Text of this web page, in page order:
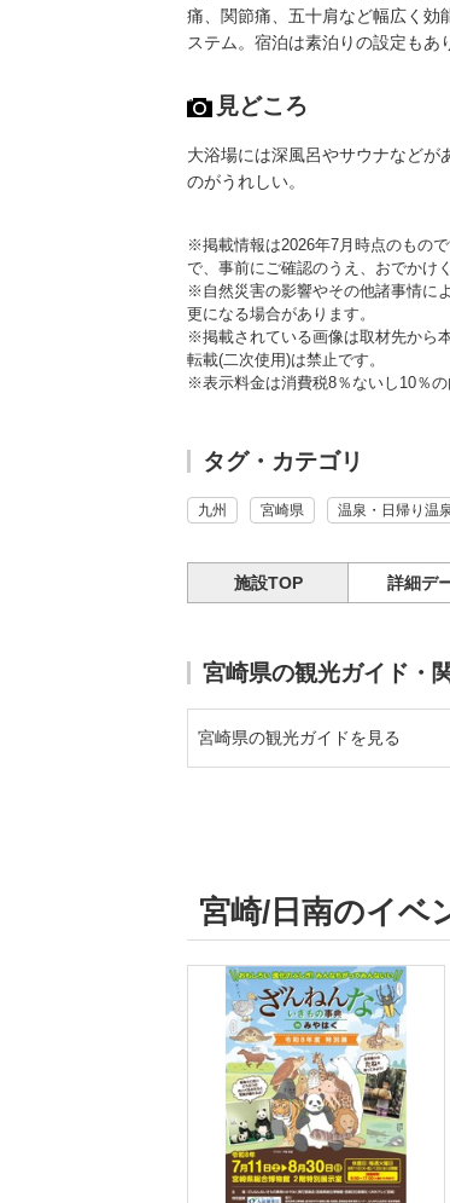
痛、関節痛、五十肩など幅広く効
ステム。宿泊は素泊りの設定もあ
見どころ
大浴場には深風呂やサウナなどが
のがうれしい。
※掲載情報は2026年7月時点のもの
で、事前にご確認のうえ、おでかけ
※自然災害の影響やその他諸事情に
更になる場合があります。
※掲載されている画像は取材先から
転載(二次使用)は禁止です。
※表示料金は消費税8％ないし10％の
タグ・カテゴリ
九州 宮崎県 温泉・日帰り温
施設TOP 詳細デ
宮崎県の観光ガイド・
宮崎県の観光ガイドを見る
宮崎/日南のイベ